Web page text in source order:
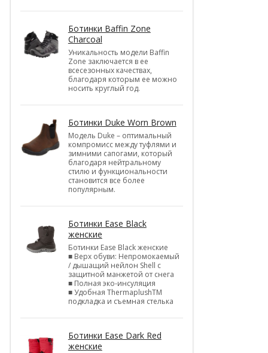
Ботинки Baffin Zone
Charcoal
Уникальность модели Baffin
Zone заключается в ее
всесезонных качествах,
благодаря которым ее можно
носить круглый год.
Ботинки Duke Worn Brown
Модель Duke – оптимальный
компромисс между туфлями и
зимними сапогами, который
благодаря нейтральному
стилю и функциональности
становится все более
популярным.
Ботинки Ease Black
женские
Ботинки Ease Black женские
■ Верх обуви: Непромокаемый
/ дышащий нейлон Shell c
защитной манжетой от снега
■ Полная эко-инсуляция
■ Удобная ThermaplushTM
подкладка и съемная стелька
Ботинки Ease Dark Red
женские